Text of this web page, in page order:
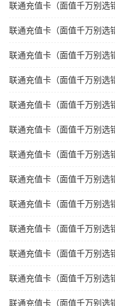
联通充值卡（面值千万别选
联通充值卡（面值千万别选
联通充值卡（面值千万别选
联通充值卡（面值千万别选
联通充值卡（面值千万别选
联通充值卡（面值千万别选
联通充值卡（面值千万别选
联通充值卡（面值千万别选
联通充值卡（面值千万别选
联通充值卡（面值千万别选
联通充值卡（面值千万别选
联通充值卡（面值千万别选
联通充值卡（面值千万别选